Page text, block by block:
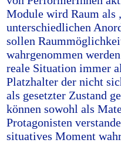
Module wird Raum als
unterschiedlichen
sollen
wahrgenommen
reale Situation immer
Platzhalter der nicht
als gesetzter Zustand
können sowohl als
Protagonisten
situatives Moment